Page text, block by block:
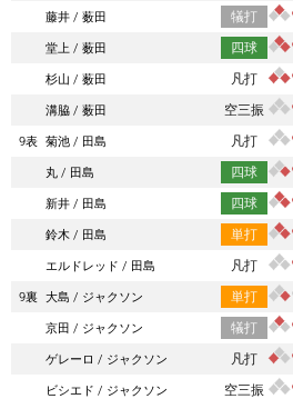
藤井
薮田 犠打
堂上
薮田 四球
杉山
薮田 凡打
溝脇
薮田 空三振
9表 菊池 田島 凡打
丸
田島 四球
新井
田島 四球
鈴木
田島 単打
エルドレッド
田島 凡打
9裏 大島 ジャクソン 単打
京田
ジャクソン 犠打
ゲレーロ
ジャクソン 凡打
ビシエド
ジャクソン 空三振